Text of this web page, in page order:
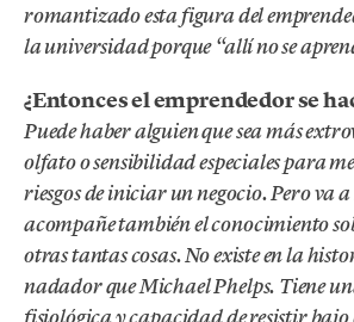
romantizado esta figura del
la universidad porque “allí no se
¿Entonces el emprendedor se
Puede haber alguien que sea más
olfato o sensibilidad especiales para
riesgos de iniciar un negocio. Pero va
acompañe también el conocimiento
otras tantas cosas. No existe en la
nadador que Michael Phelps. Tiene